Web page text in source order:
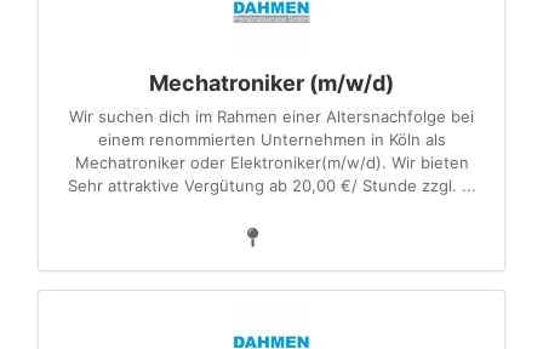
Mechatroniker (m/w/d)
Wir suchen dich im Rahmen einer Altersnachfolge bei
einem renommierten Unternehmen in Köln als
Mechatroniker oder Elektroniker(m/w/d). Wir bieten
Sehr attraktive Vergütung ab 20,00 €/ Stunde zzgl. ...